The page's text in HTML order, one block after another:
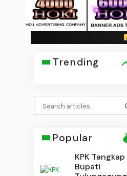
Trending
Popular
KPK Tangkap
Bupati